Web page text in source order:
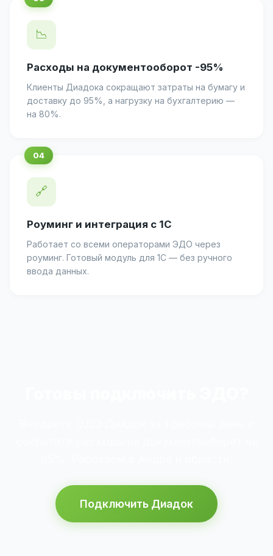
📉
Расходы на документооборот -95%
Клиенты Диадока сокращают затраты на бумагу и
доставку до 95%, а нагрузку на бухгалтерию —
на 80%.
🔗
Роуминг и интеграция с 1С
Работает со всеми операторами ЭДО через
роуминг. Готовый модуль для 1С — без ручного
ввода данных.
Подключить Диадок